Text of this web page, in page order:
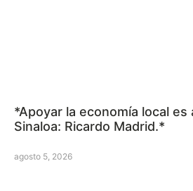
*Apoyar la economía local
Sinaloa: Ricardo Madrid.*
agosto 5, 2026